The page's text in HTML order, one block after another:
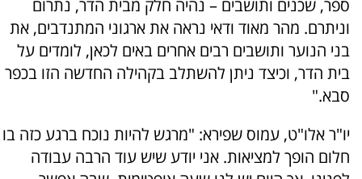
ספר, שכנים ותושבים – נהיה חלק מבית הדר, נתרום
וניתרם. מהר מאוד ודאי נראה את ארגוני המתנדבים, את
בני הנוער ותושבים רבים אחרים באים לכאן, לומדים על
בית הדר, וכיצד ניתן להשתלב בקהילה החדשה הזו בכפר
סבא."
יו"ר אלו"ט, עמוס שפירא: "מרגש להיות נוכח ברגע כזה בו
חלום הופך למציאות. אני יודע שיש עוד הרבה עבודה